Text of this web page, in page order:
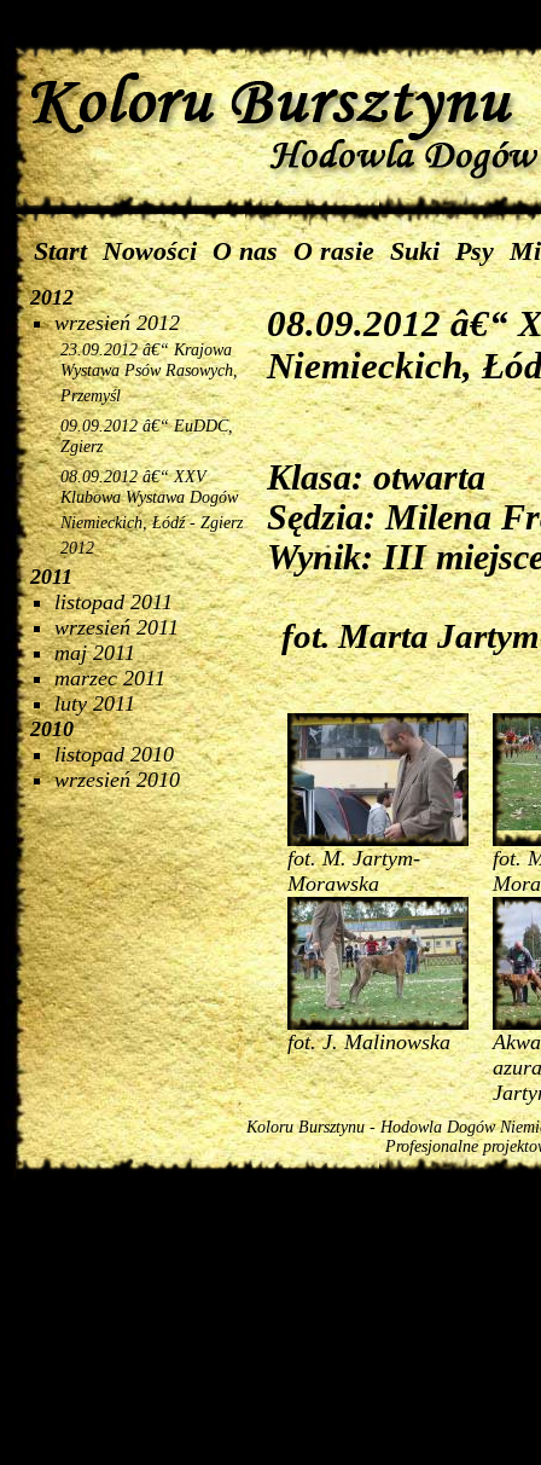
Start Nowości O nas O rasie Suki Psy
2012
wrzesień 2012
23.09.2012 â€“ Krajowa
Wystawa Psów Rasowych,
Przemyśl
09.09.2012 â€“ EuDDC,
Zgierz
08.09.2012 â€“ XXV
Klubowa Wystawa Dogów
Niemieckich, Łódź - Zgierz
2012
2011
listopad 2011
wrzesień 2011
maj 2011
marzec 2011
luty 2011
2010
listopad 2010
wrzesień 2010
08.09.2012 â€“
Niemieckich,
Klasa: otwarta
Sędzia: Milena
Wynik: III
fot. Marta
fot. M. Jartym-
Morawska
fot.
fot. J. Malinowska
Koloru Bursztynu - Hodowla Dogów
Profesjonalne